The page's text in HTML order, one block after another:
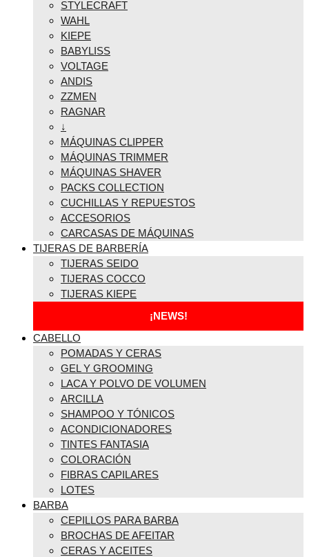
STYLECRAFT
WAHL
KIEPE
BABYLISS
VOLTAGE
ANDIS
ZZMEN
RAGNAR
↓
MÁQUINAS CLIPPER
MÁQUINAS TRIMMER
MÁQUINAS SHAVER
PACKS COLLECTION
CUCHILLAS Y REPUESTOS
ACCESORIOS
CARCASAS DE MÁQUINAS
TIJERAS DE BARBERÍA
TIJERAS SEIDO
TIJERAS COCCO
TIJERAS KIEPE
¡NEWS!
CABELLO
POMADAS Y CERAS
GEL Y GROOMING
LACA Y POLVO DE VOLUMEN
ARCILLA
SHAMPOO Y TÓNICOS
ACONDICIONADORES
TINTES FANTASIA
COLORACIÓN
FIBRAS CAPILARES
LOTES
BARBA
CEPILLOS PARA BARBA
BROCHAS DE AFEITAR
CERAS Y ACEITES